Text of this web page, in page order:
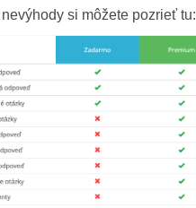
si môžete pozrieť tu: